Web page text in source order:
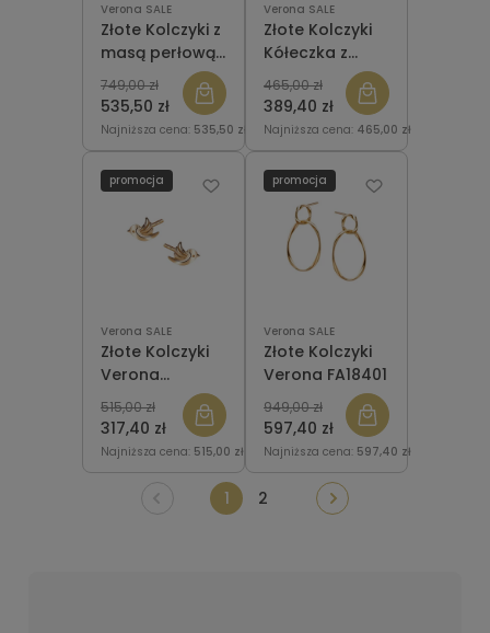
Verona SALE
Złote Kolczyki z
masą perłową
Verona
FW19241
535,50 zł
749,00 zł
Najniższa cena: 535,50 zł
Verona SALE
Złote Kolczyki
Kółeczka z
cyrkoniami
Verona FB18763
389,40 zł
465,00 zł
Najniższa cena: 465,00 zł
Verona SALE
Złote Kolczyki
Verona
FA18902 Ptaki
317,40 zł
515,00 zł
Najniższa cena: 515,00 zł
promocja
Verona SALE
Złote Kolczyki
Verona FA18401
597,40 zł
949,00 zł
Najniższa cena: 597,40 zł
promocja
1 2